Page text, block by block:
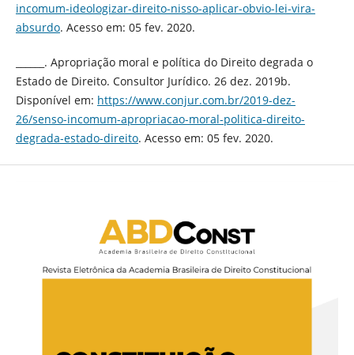
incomum-ideologizar-direito-nisso-aplicar-obvio-lei-vira-
absurdo. Acesso em: 05 fev. 2020.
______. Apropriação moral e política do Direito degrada o
Estado de Direito. Consultor Jurídico. 26 dez. 2019b.
Disponível em: https://www.conjur.com.br/2019-dez-
26/senso-incomum-apropriacao-moral-politica-direito-
degrada-estado-direito. Acesso em: 05 fev. 2020.